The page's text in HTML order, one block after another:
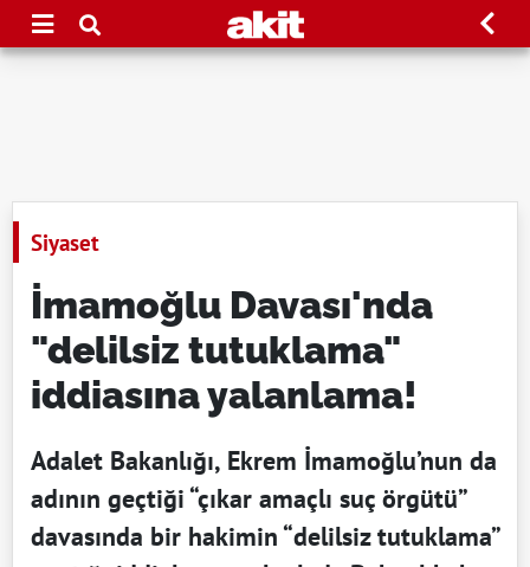
Siyaset
İmamoğlu Davası'nda
"delilsiz tutuklama"
iddiasına yalanlama!
Adalet Bakanlığı, Ekrem İmamoğlu’nun da
adının geçtiği “çıkar amaçlı suç örgütü”
davasında bir hakimin “delilsiz tutuklama”